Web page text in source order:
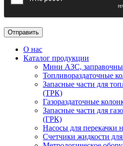
О нас
Каталог продукции
Мини АЗС,
Топливораздаточные
Запасные части для
(ТРК)
Газораздаточные
Запасные части для
(ГРК)
Насосы для перекачки
Счетчики жидкости